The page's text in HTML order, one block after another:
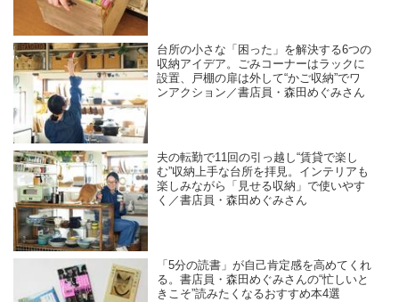
台所の小さな「困った」を解決する6つの
収納アイデア。ごみコーナーはラックに
設置、戸棚の扉は外して“かご収納”でワ
ンアクション／書店員・森田めぐみさん
夫の転勤で11回の引っ越し“賃貸で楽し
む”収納上手な台所を拝見。インテリアも
楽しみながら「見せる収納」で使いやす
く／書店員・森田めぐみさん
「5分の読書」が自己肯定感を高めてくれ
る。書店員・森田めぐみさんの“忙しいと
きこそ”読みたくなるおすすめ本4選